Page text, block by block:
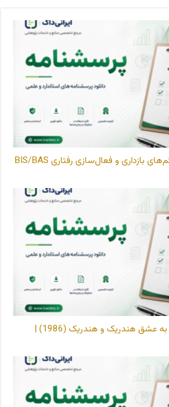
دانلود پرسشنامه سیستم‌های بازداری و فعال‌سازی رفتاری BIS/BAS
دانلود پرسشنامه نگرش به عشق هندریک و هندریک (1986) |